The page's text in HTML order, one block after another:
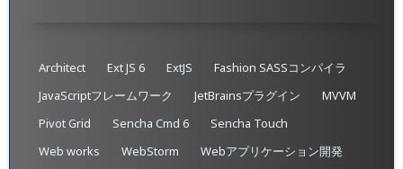
Architect Ext JS 6 ExtJS
Fashion SASSコンパイラ
JavaScriptフレームワーク
JetBrainsプラグイン
MVVM
Pivot Grid
Sencha Cmd 6
Sencha Touch
Web works
WebStorm
Webアプリケーション開発